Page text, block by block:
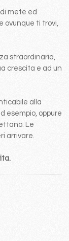
mete ed
ovunque ti trovi,
straordinaria,
crescita e ad un
alla
esempio, oppure
Le
arrivare.